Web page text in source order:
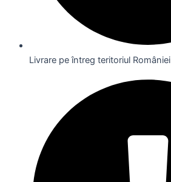
Livrare pe întreg teritoriul României